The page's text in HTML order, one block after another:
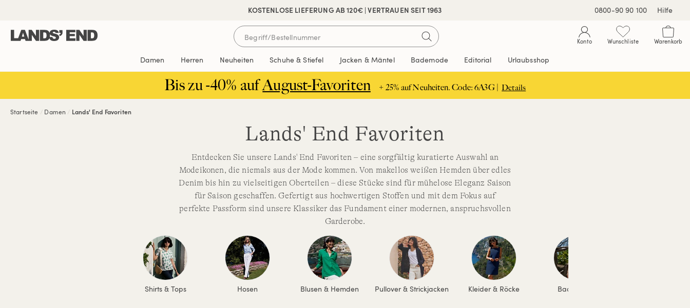
Inhalt
Navigation
Suche
KOSTENLOSE LIEFERUNG AB 120€ | VERTRAUEN SEIT 1963
🔒 SICHER BEZAHLEN 0800-90 90 100 Hilfe
Konto Wunschliste Warenkorb
Damen Herren Neuheiten Schuhe & Stiefel Jacken & Mäntel Bademode Editorial Urlaubsshop
Bis zu -40% aufAugust-Favoriten + 25% auf Neuheiten. Code: 6A3G | Details
Startseite Damen Lands' End Favoriten
Lands' End Favoriten
Entdecken Sie unsere Lands' End Favoriten – eine sorgfältig kuratierte Auswahl an
Modeikonen, die niemals aus der Mode kommen. Von makellos weißen Hemden über edles
Denim bis hin zu vielseitigen Oberteilen – diese Stücke sind für mühelose Eleganz Saison
für Saison geschaffen. Gefertigt aus hochwertigen Stoffen und mit dem Fokus auf
perfekte Passform sind unsere Klassiker das Fundament einer modernen, anspruchsvollen
Garderobe.
Shirts & Tops Hosen Blusen & Hemden Pullover & Strickjacken Kleider & Röcke Bademode